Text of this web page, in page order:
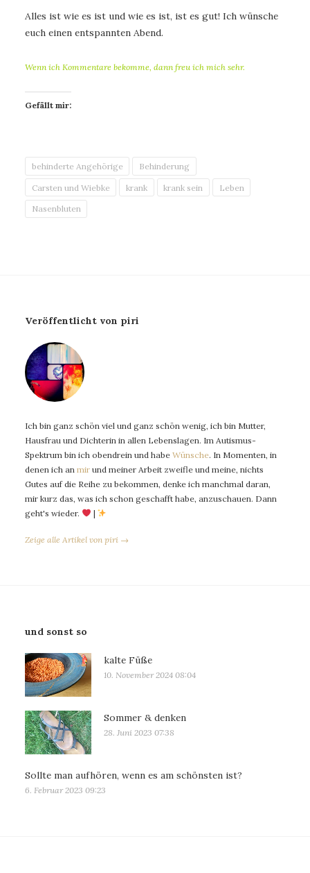
Alles ist wie es ist und wie es ist, ist es gut! Ich wünsche
euch einen entspannten Abend.
Wenn ich Kommentare bekomme, dann freu ich mich sehr.
Gefällt mir:
behinderte Angehörige Behinderung
Carsten und Wiebke krank krank sein Leben
Nasenbluten
Veröffentlicht von piri
Ich bin ganz schön viel und ganz schön wenig, ich bin Mutter,
Hausfrau und Dichterin in allen Lebenslagen. Im Autismus-
Spektrum bin ich obendrein und habe Wünsche. In Momenten, in
denen ich an mir und meiner Arbeit zweifle und meine, nichts
Gutes auf die Reihe zu bekommen, denke ich manchmal daran,
mir kurz das, was ich schon geschafft habe, anzuschauen. Dann
geht's wieder.
|
Zeige alle Artikel von piri →
und sonst so
kalte Füße
10. November 2024 08:04
Sommer & denken
28. Juni 2023 07:38
Sollte man aufhören, wenn es am schönsten ist?
6. Februar 2023 09:23